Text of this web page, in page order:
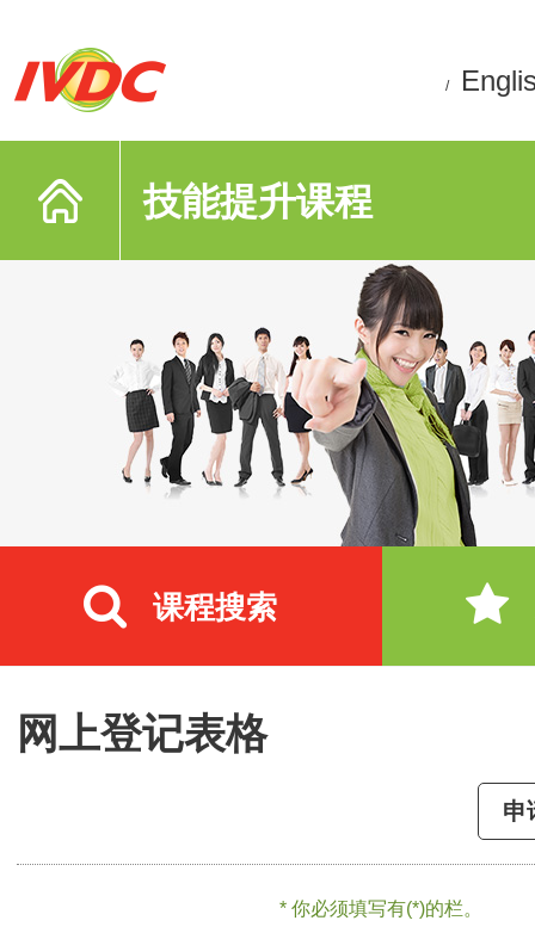
/
技能提升课程
课程搜索
网上登记表格
申
* 你必须填写有(*)的栏。